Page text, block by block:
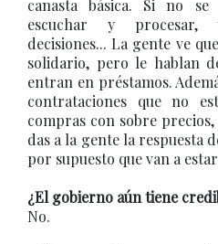
canasta básica. Si no
escuchar y procesar,
decisiones... La gente ve
solidario, pero le hablan
entran en préstamos.
contrataciones que no
compras con sobre
das a la gente la respuesta
por supuesto que van a
¿El gobierno aún tiene
No.